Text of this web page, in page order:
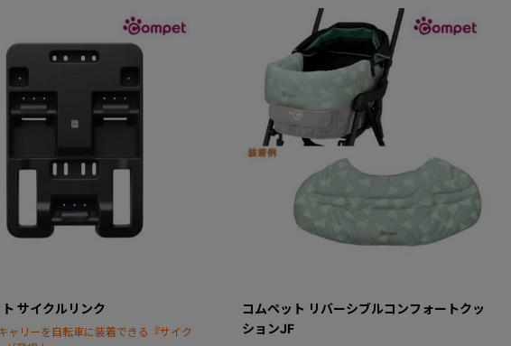
サイクルリンク
ャリーを自転車に装着できる『サイク
コムペット リバーシブルコンフォートクッ
ションJF